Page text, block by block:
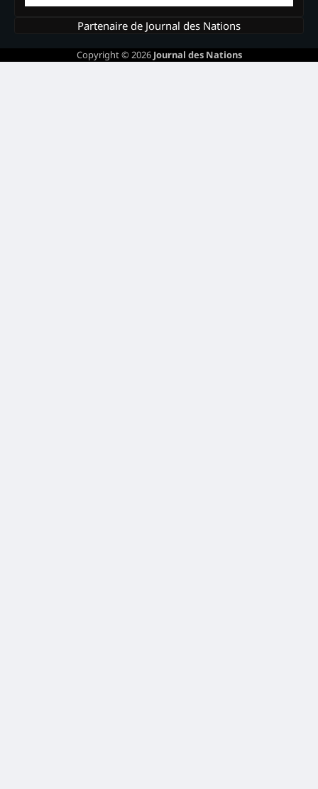
Partenaire de Journal des Nations
Copyright © 2026 Journal des Nations